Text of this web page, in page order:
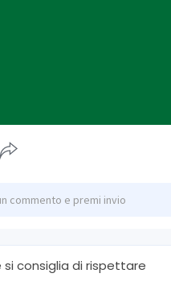
si consiglia di rispettare